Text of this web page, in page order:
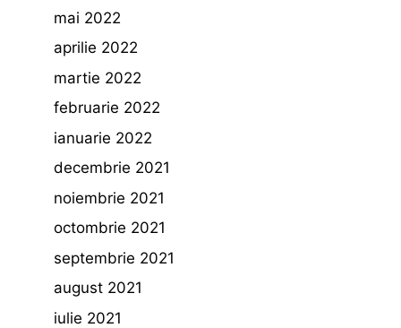
mai 2022
aprilie 2022
martie 2022
februarie 2022
ianuarie 2022
decembrie 2021
noiembrie 2021
octombrie 2021
septembrie 2021
august 2021
iulie 2021